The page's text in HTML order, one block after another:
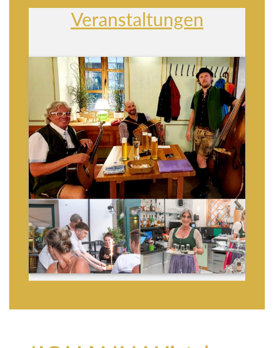
Veranstaltungen